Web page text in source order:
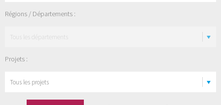
Régions / Départements :
Projets :